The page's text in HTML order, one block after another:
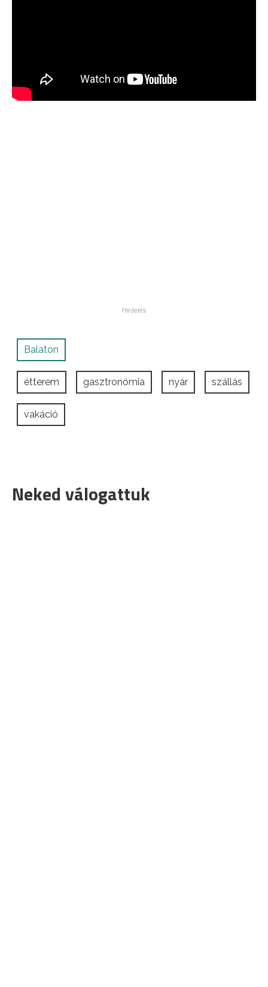
Balaton
étterem gasztronómia nyár szállás
vakáció
Neked válogattuk